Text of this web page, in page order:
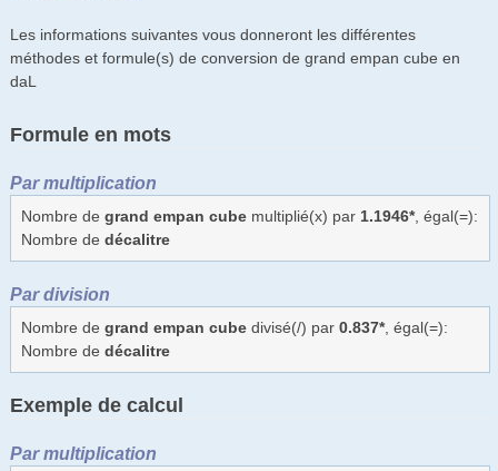
Les informations suivantes vous donneront les différentes
méthodes et formule(s) de conversion de grand empan cube en
daL
Formule en mots
Par multiplication
Nombre de grand empan cubemultiplié(x) par 1.1946*, égal(=):
Nombre de décalitre
Par division
Nombre de grand empan cubedivisé(/) par 0.837*, égal(=):
Nombre de décalitre
Exemple de calcul
Par multiplication